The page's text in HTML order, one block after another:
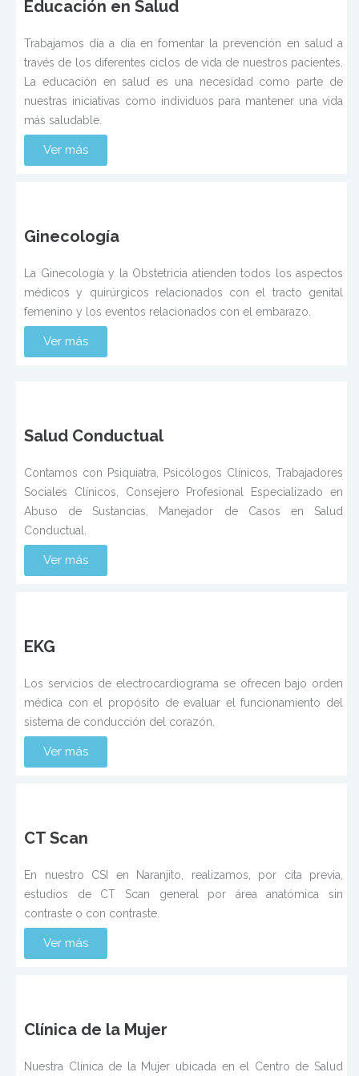
Educación en Salud
Trabajamos día a día en fomentar la prevención en salud a
través de los diferentes ciclos de vida de nuestros pacientes.
La educación en salud es una necesidad como parte de
nuestras iniciativas como individuos para mantener una vida
más saludable.
Ver más
Ginecología
La Ginecología y la Obstetricia atienden todos los aspectos
médicos y quirúrgicos relacionados con el tracto genital
femenino y los eventos relacionados con el embarazo.
Ver más
Salud Conductual
Contamos con Psiquiatra, Psicólogos Clínicos, Trabajadores
Sociales Clínicos, Consejero Profesional Especializado en
Abuso de Sustancias, Manejador de Casos en Salud
Conductual.
Ver más
EKG
Los servicios de electrocardiograma se ofrecen bajo orden
médica con el propósito de evaluar el funcionamiento del
sistema de conducción del corazón.
Ver más
CT Scan
En nuestro CSI en Naranjito, realizamos, por cita previa,
estudios de CT Scan general por área anatómica sin
contraste o con contraste.
Ver más
Clínica de la Mujer
Nuestra Clínica de la Mujer ubicada en el Centro de Salud